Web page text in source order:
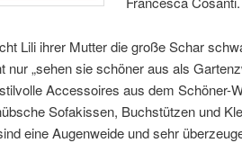
Lili ihrer Mutter die große Schar
„sehen sie schöner aus als
Accessoires aus dem Schöner-
Sofakissen, Buchstützen und
eine Augenweide und sehr